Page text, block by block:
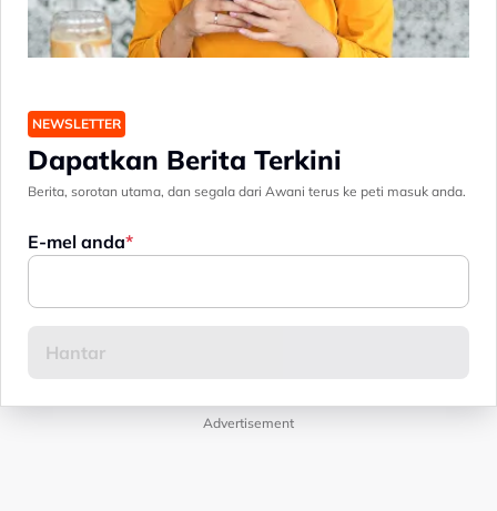
NEWSLETTER
Dapatkan Berita Terkini
Berita, sorotan utama, dan segala dari Awani terus ke peti masuk anda.
E-mel anda
Advertisement